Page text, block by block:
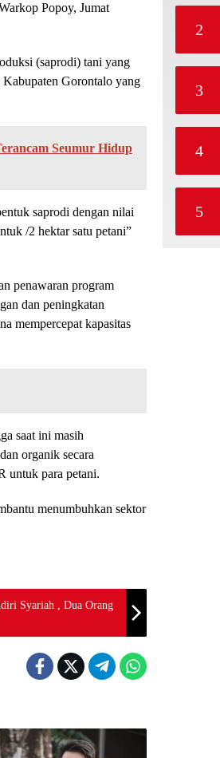
Popoy, Jumat
(saprodi) tani yang
Gorontalo yang
Seumur Hidup
saprodi dengan nilai
/2 hektar satu petani”
penawaran program
dan peningkatan
mempercepat kapasitas
saat ini masih
organik secara
untuk para petani.
menumbuhkan sektor
Syariah , Dua Orang
2
3
4
5